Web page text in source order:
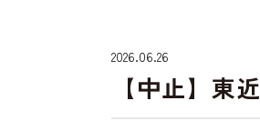
2026.06.26
【中止】東